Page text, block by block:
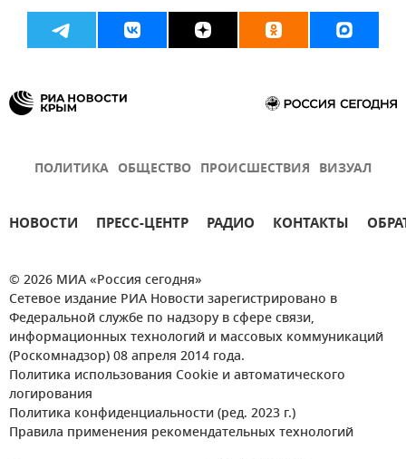
ПОЛИТИКА ОБЩЕСТВО ПРОИСШЕСТВИЯ ВИЗУАЛ
НОВОСТИ ПРЕСС-ЦЕНТР РАДИО КОНТАКТЫ
© 2026 МИА «Россия сегодня»
Сетевое издание РИА Новости зарегистрировано в
Федеральной службе по надзору в сфере связи,
информационных технологий и массовых коммуникаций
(Роскомнадзор) 08 апреля 2014 года.
Политика использования Cookie и автоматического
логирования
Политика конфиденциальности (ред. 2023 г.)
Правила применения рекомендательных технологий